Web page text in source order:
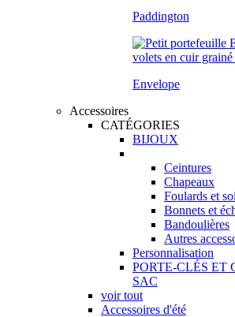
Paddington
Envelope
Accessoires
CATÉGORIES
BIJOUX
Ceintures
Chapeaux
Foulards et
Bonnets et
Bandoulières
Autres
Personnalisation
PORTE-CLÉS ET
SAC
voir tout
Accessoires d'été